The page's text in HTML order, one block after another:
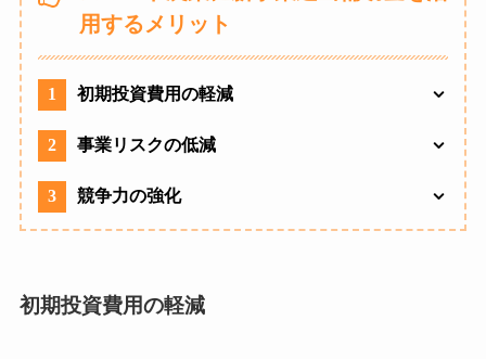
用するメリット
1 初期投資費用の軽減
2 事業リスクの低減
3 競争力の強化
初期投資費用の軽減